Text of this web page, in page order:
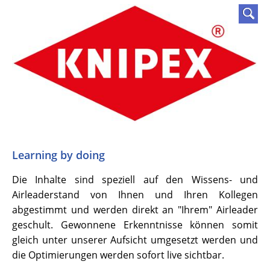
Learning by doing
Die Inhalte sind speziell auf den Wissens- und
Airleaderstand von Ihnen und Ihren Kollegen
abgestimmt und werden direkt an "Ihrem" Airleader
geschult. Gewonnene Erkenntnisse können somit
gleich unter unserer Aufsicht umgesetzt werden und
die Optimierungen werden sofort live sichtbar.